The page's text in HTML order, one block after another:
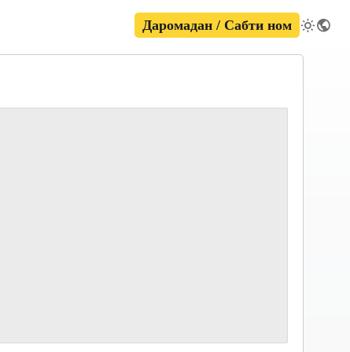
Даромадан / Сабти ном